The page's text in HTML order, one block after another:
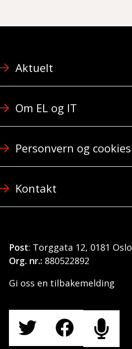
Aktuelt
Om EL og IT
Personvern og cookies
Kontakt
Post: Torggata 12, 0181 Oslo
Org. nr.: 880522892
Gi oss en tilbakemelding